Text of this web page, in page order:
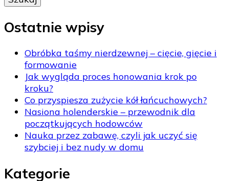
Ostatnie wpisy
Obróbka taśmy nierdzewnej – cięcie, gięcie i
formowanie
Jak wygląda proces honowania krok po
kroku?
Co przyspiesza zużycie kół łańcuchowych?
Nasiona holenderskie – przewodnik dla
początkujących hodowców
Nauka przez zabawę, czyli jak uczyć się
szybciej i bez nudy w domu
Kategorie